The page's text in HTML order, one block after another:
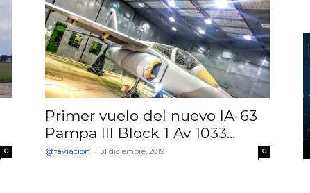
0
Primer vuelo del nuevo IA-63
Pampa III Block 1 Av 1033...
@faviacion - 31 diciembre, 2019 0